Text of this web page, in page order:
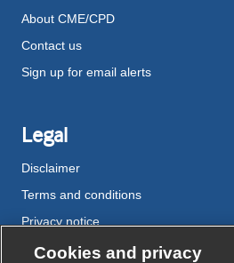
About CME/CPD
Contact us
Sign up for email alerts
Legal
Disclaimer
Terms and conditions
Privacy notice
Cookie policy
Cookies and privacy